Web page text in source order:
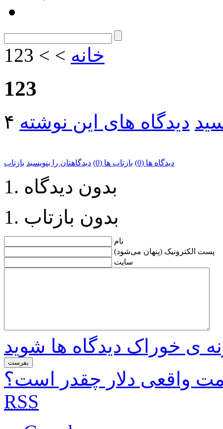
خانه > > 123
123
دیدگاه های این نوشته
دیدگاه ها (0) بازتاب ها (0) دیدگاهتان را بنویسید بازتاب
بدون دیدگاه
بدون بازتاب
نام
پست الکترونیک (پنهان می‌شود)
سایت
ی خوراک دیدگاه ها شوید
واقعی دلار چقدر است؟
RSS